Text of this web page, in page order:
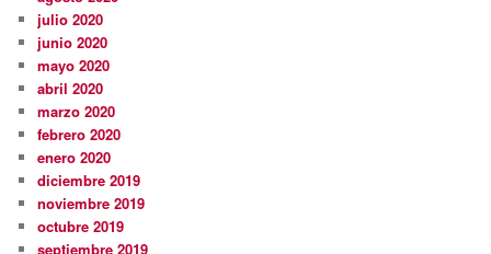
julio 2020
junio 2020
mayo 2020
abril 2020
marzo 2020
febrero 2020
enero 2020
diciembre 2019
noviembre 2019
octubre 2019
septiembre 2019